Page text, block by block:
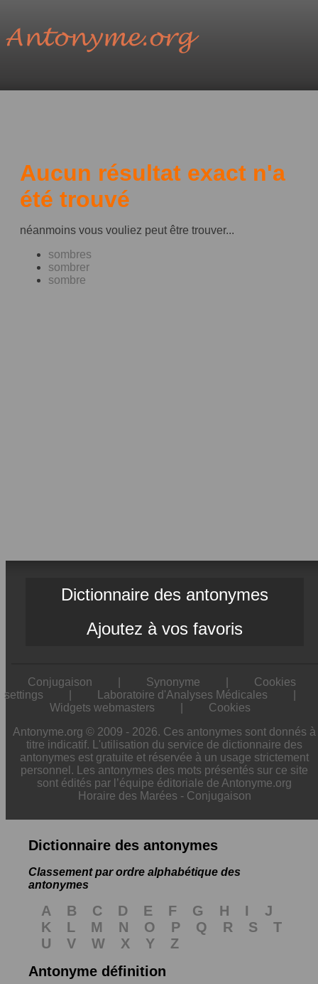
Aucun résultat exact n'a
été trouvé
néanmoins vous vouliez peut être trouver...
sombres
sombrer
sombre
Dictionnaire des antonymes
Ajoutez à vos favoris
Conjugaison Synonyme
Cookies
settings
Laboratoire d'Analyses Médicales
Widgets webmasters
Cookies
Antonyme.org © 2009 - 2026. Ces antonymes sont donnés à
titre indicatif. L'utilisation du service de dictionnaire des
antonymes est gratuite et réservée à un usage strictement
personnel. Les antonymes des mots présentés sur ce site
sont édités par l’équipe éditoriale de Antonyme.org
Horaire des Marées - Conjugaison
Dictionnaire des antonymes
Classement par ordre alphabétique des
antonymes
A B C D E F G H I
J
K
L M N O P Q R S
T
U
V W X Y
Z
Antonyme définition